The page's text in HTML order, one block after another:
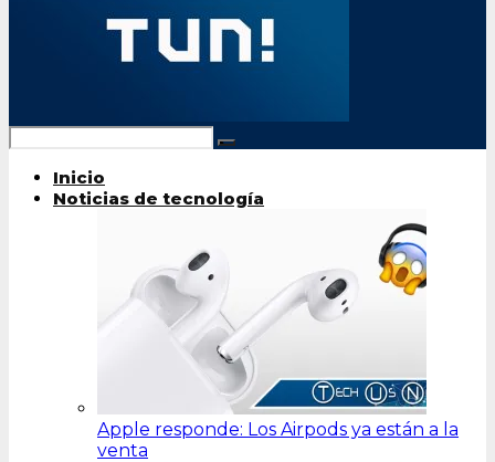
Inicio
Noticias de tecnología
Apple responde: Los Airpods ya están a la
venta